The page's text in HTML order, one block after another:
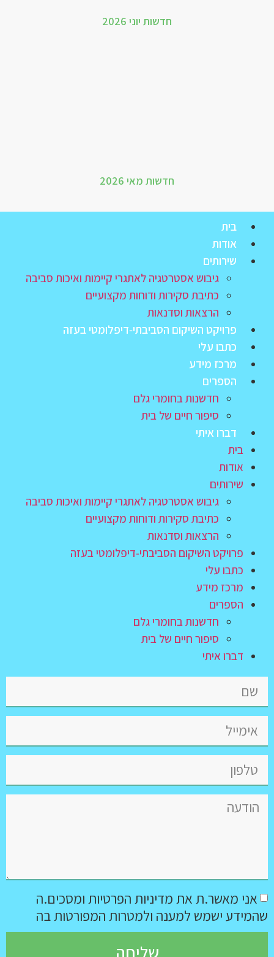
חדשות יוני 2026
חדשות מאי 2026
בית
אודות
שירותים
גיבוש אסטרטגיה לאתגרי קיימות ואיכות סביבה
כתיבת סקירות ודוחות מקצועיים
הרצאות וסדנאות
פרויקט השיקום הסביבתי‑דיפלומטי בעזה
כתבו עלי
מרכז מידע
הספרים
חדשנות בחומרי גלם
סיפור חיים של בית
דברו איתי
בית
אודות
שירותים
גיבוש אסטרטגיה לאתגרי קיימות ואיכות סביבה
כתיבת סקירות ודוחות מקצועיים
הרצאות וסדנאות
פרויקט השיקום הסביבתי‑דיפלומטי בעזה
כתבו עלי
מרכז מידע
הספרים
חדשנות בחומרי גלם
סיפור חיים של בית
דברו איתי
אני מאשר.ת את מדיניות הפרטיות ומסכים.ה
שהמידע ישמש למענה ולמטרות המפורטות בה
שליחה